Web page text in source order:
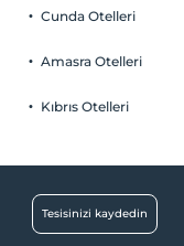
Cunda Otelleri
Amasra Otelleri
Kıbrıs Otelleri
Tesisinizi kaydedin